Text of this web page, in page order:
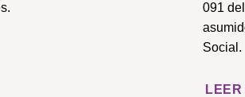
091
Social.
LEER